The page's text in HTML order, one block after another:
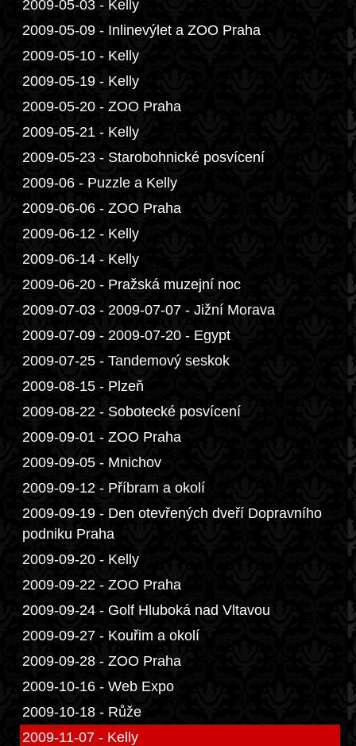
2009-05-03 - Kelly
2009-05-09 - Inlinevýlet a ZOO Praha
2009-05-10 - Kelly
2009-05-19 - Kelly
2009-05-20 - ZOO Praha
2009-05-21 - Kelly
2009-05-23 - Starobohnické posvícení
2009-06 - Puzzle a Kelly
2009-06-06 - ZOO Praha
2009-06-12 - Kelly
2009-06-14 - Kelly
2009-06-20 - Pražská muzejní noc
2009-07-03 - 2009-07-07 - Jižní Morava
2009-07-09 - 2009-07-20 - Egypt
2009-07-25 - Tandemový seskok
2009-08-15 - Plzeň
2009-08-22 - Sobotecké posvícení
2009-09-01 - ZOO Praha
2009-09-05 - Mnichov
2009-09-12 - Příbram a okolí
2009-09-19 - Den otevřených dveří Dopravního
podniku Praha
2009-09-20 - Kelly
2009-09-22 - ZOO Praha
2009-09-24 - Golf Hluboká nad Vltavou
2009-09-27 - Kouřim a okolí
2009-09-28 - ZOO Praha
2009-10-16 - Web Expo
2009-10-18 - Růže
2009-11-07 - Kelly